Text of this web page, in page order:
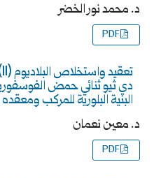
د. محمد نور الخضر
PDF
دي ثيو ثنائي حمض
البنية البلورية للمركب ومعقده
د. معين نعمان
PDF